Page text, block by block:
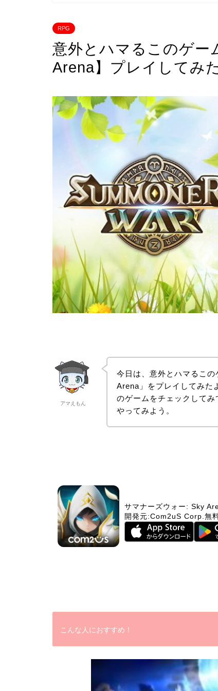
RPG
意外とハマるこのゲー
Arena】プレイしてみた
アマえもん
今日は、意外とハマるこ
Arena」をプレイしてみた
のゲームをチェックして
やってみよう。
サマナーズウォー: Sky
開発元:Com2uS Corp.無
こんな人におすすめ！